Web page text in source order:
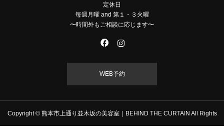
定休日
毎週月曜 and 第１・３火曜
〜時間外もご相談に応じます〜
WEB予約
Copyright © 熊本市上通り並木坂の美容室｜BEHIND THE CURTAIN All Rights